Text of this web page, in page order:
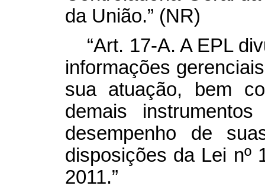
da União.” (NR)
“Art. 17-A. A EPL
informações
sua atuação, bem
demais
desempenho de
disposições da Lei nº
2011.”